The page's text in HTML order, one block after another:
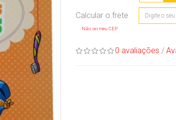
Não sei meu CEP
0 avaliações /